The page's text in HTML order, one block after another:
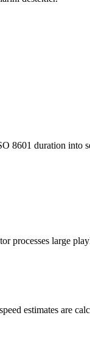
8601 duration into
processes large
estimates are